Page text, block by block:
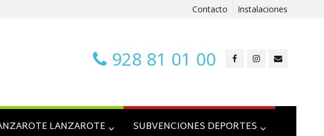
Contacto Instalaciones
928 81 01 00
LANZAROTE SUBVENCIONES DEPORTES